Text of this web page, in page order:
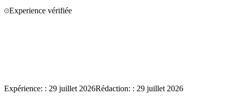
Experience vérifiée
Expérience: : 29 juillet 2026Rédaction: : 29 juillet 2026